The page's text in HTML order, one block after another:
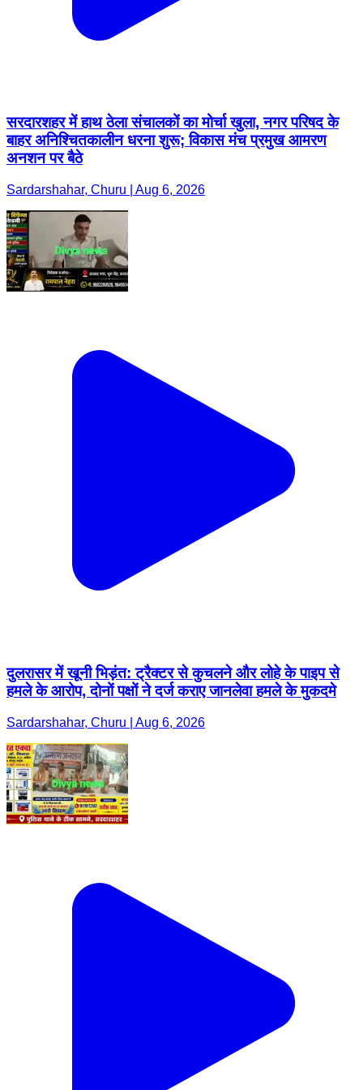
सरदारशहर में हाथ ठेला संचालकों का मोर्चा खुला, नगर परिषद के
बाहर अनिश्चितकालीन धरना शुरू; विकास मंच प्रमुख आमरण
अनशन पर बैठे
Sardarshahar, Churu | Aug 6, 2026
दुलरासर में खूनी भिड़ंत: ट्रैक्टर से कुचलने और लोहे के पाइप से
हमले के आरोप, दोनों पक्षों ने दर्ज कराए जानलेवा हमले के मुकदमे
Sardarshahar, Churu | Aug 6, 2026